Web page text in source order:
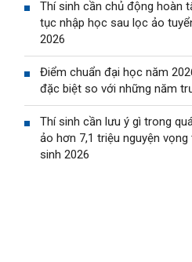
Thí sinh cần chủ động hoàn
tục nhập học sau lọc ảo
2026
Điểm chuẩn đại học năm
đặc biệt so với những năm
Thí sinh cần lưu ý gì trong
ảo hơn 7,1 triệu nguyện vọng
sinh 2026